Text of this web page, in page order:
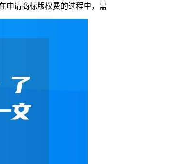
申请商标版权费的过程中，需